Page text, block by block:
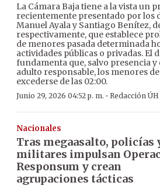
La Cámara Baja tiene a la vista un
recientemente presentado por los
Manuel Ayala y Santiago Benítez,
respectivamente, que establece
de menores pasada determinada
actividades públicas o privadas. El
fundamenta que, salvo presencia y
adulto responsable, los menores
excederse de las 02:00.
Junio 29, 2026 04:52 p. m. · Redacción ÚH
Nacionales
Tras megaasalto, policías
militares impulsan
Responsum y crean
agrupaciones tácticas